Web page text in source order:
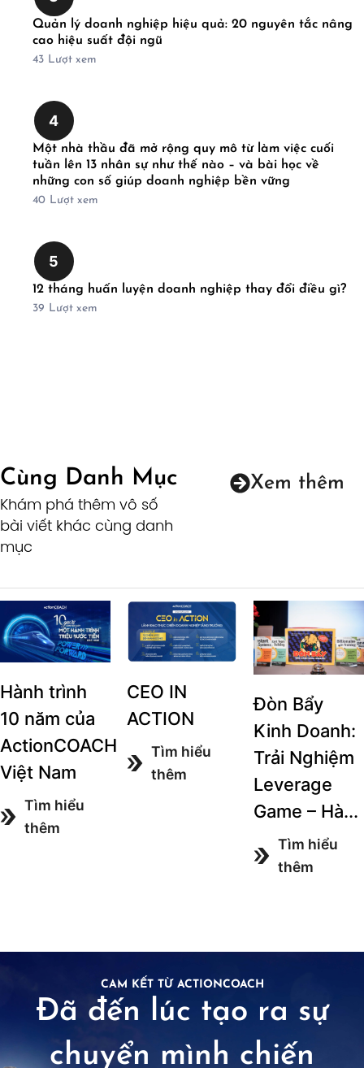
Quản lý doanh nghiệp hiệu quả: 20 nguyên tắc nâng
cao hiệu suất đội ngũ
43 Lượt xem
4
Một nhà thầu đã mở rộng quy mô từ làm việc cuối
tuần lên 13 nhân sự như thế nào – và bài học về
những con số giúp doanh nghiệp bền vững
40 Lượt xem
5
12 tháng huấn luyện doanh nghiệp thay đổi điều gì?
39 Lượt xem
Cùng Danh Mục
Khám phá thêm vô số
bài viết khác cùng danh
mục
Xem thêm
Hành trình
10 năm của
ActionCOACH
Việt Nam
Tìm hiểu
thêm
CEO IN
ACTION
Tìm hiểu
thêm
Đòn Bẩy
Kinh Doanh:
Trải Nghiệm
Leverage
Game – Hà...
Tìm hiểu
thêm
CAM KẾT TỪ ACTIONCOACH
Đã đến lúc tạo ra sự
chuyển mình chiến